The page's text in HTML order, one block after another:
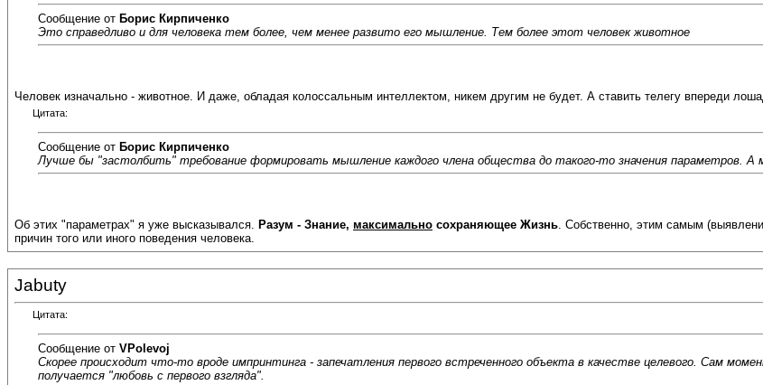
Сообщение от Борис Кирпиченко
Это справедливо и для человека тем более, чем менее развито его мышление. Тем более этот человек животное
Человек изначально - животное. И даже, обладая колоссальным интеллектом, никем другим не будет. А ставить телегу впереди
Цитата:
Сообщение от Борис Кирпиченко
Лучше бы "застолбить" требование формировать мышление каждого члена общества до такого-то значения параметров.
Об этих "параметрах" я уже высказывался. Разум - Знание, максимально сохраняющее Жизнь. Собственно, этим самым
причин того или иного поведения человека.
Jabuty
Цитата:
Сообщение от VPolevoj
Скорее происходит что-то вроде импринтинга - запечатления первого встреченного объекта в качестве целевого. Сам
получается "любовь с первого взгляда".